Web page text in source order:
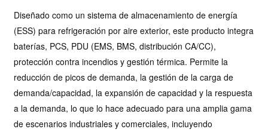
Diseñado como un sistema de almacenamiento de energía
(ESS) para refrigeración por aire exterior, este producto integra
baterías, PCS, PDU (EMS, BMS, distribución CA/CC),
protección contra incendios y gestión térmica. Permite la
reducción de picos de demanda, la gestión de la carga de
demanda/capacidad, la expansión de capacidad y la respuesta
a la demanda, lo que lo hace adecuado para una amplia gama
de escenarios industriales y comerciales, incluyendo